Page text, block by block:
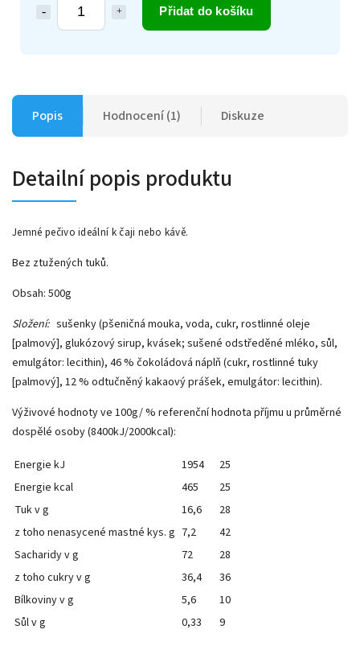
Přidat do košíku
Popis Hodnocení (1) Diskuze
Detailní popis produktu
Jemné pečivo ideální k čaji nebo kávě.
Bez ztužených tuků.
Obsah: 500g
Složení:sušenky (pšeničná mouka, voda, cukr, rostlinné oleje
[palmový], glukózový sirup, kvásek; sušené odstředěné mléko, sůl,
emulgátor: lecithin), 46 % čokoládová náplň (cukr, rostlinné tuky
[palmový], 12 % odtučněný kakaový prášek, emulgátor: lecithin).
Výživové hodnoty ve 100g/ % referenční hodnota příjmu u průměrné
dospělé osoby (8400kJ/2000kcal):
Energie kJ 1954
25
Energie kcal
465
25
Tuk v g
16,6
28
z toho nenasycené mastné kys. g 7,2
42
Sacharidy v g
72
28
z toho cukry v g
36,4
36
Bílkoviny v g
5,6
10
Sůl v g
0,33 9